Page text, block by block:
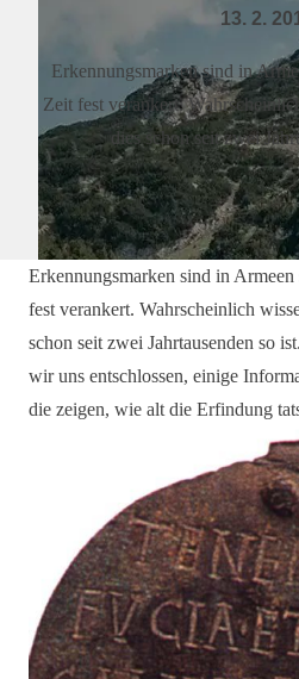
13. 2.
Erkennungsmarken sind in
Zeit fest verankert.
dies schon seit zwei
Erkennungsmarken sind in
fest verankert. Wahrscheinlich
schon seit zwei Jahrtausenden so
wir uns entschlossen, einige
die zeigen, wie alt die Erfindung